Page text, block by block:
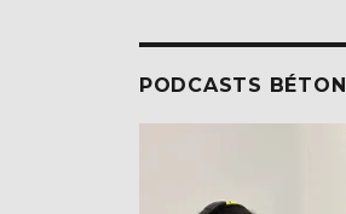
PODCASTS BÉTON